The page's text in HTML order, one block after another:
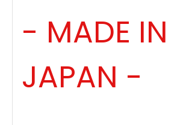
- MADE IN
JAPAN -